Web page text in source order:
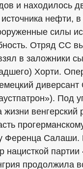
и находилось
нефти, в
силы
Отряд СС
в заложники
Хорти.
диверсант
Под
венгерский
Ференца Салаши.
нацисткой
продолжила